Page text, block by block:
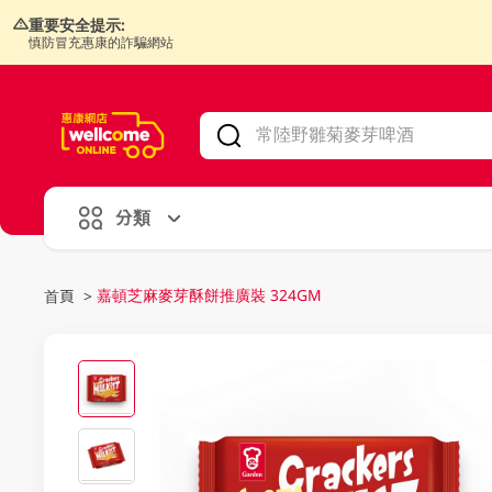
重要安全提示:
慎防冒充惠康的詐騙網站
分類
首頁 > 嘉頓芝麻麥芽酥餅推廣裝 324GM